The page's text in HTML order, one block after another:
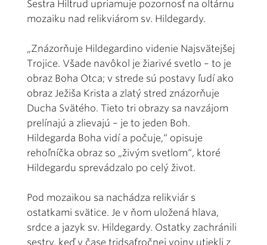
Sestra Hiltrud upriamuje pozornosť na oltárnu
mozaiku nad relikviárom sv. Hildegardy.
„Znázorňuje Hildegardino videnie Najsvätejšej
Trojice. Všade navôkol je žiarivé svetlo – to je
obraz Boha Otca; v strede sú postavy ľudí ako
obraz Ježiša Krista a zlatý stred znázorňuje
Ducha Svätého. Tieto tri obrazy sa navzájom
prelínajú a zlievajú – je to jeden Boh.
Hildegarda Boha vidí a počuje,“ opisuje
rehoľníčka obraz so „živým svetlom“, ktoré
Hildegardu sprevádzalo po celý život.
Pod mozaikou sa nachádza relikviár s
ostatkami svätice. Je v ňom uložená hlava,
srdce a jazyk sv. Hildegardy. Ostatky zachránili
sestry, keď v čase tridsaťročnej vojny utiekli z